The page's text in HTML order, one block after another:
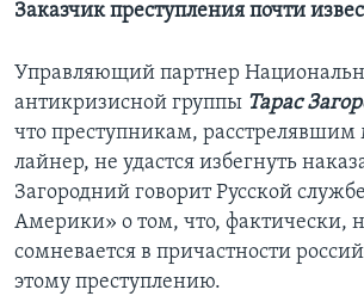
Заказчик преступления почти
Управляющий партнер
антикризисной группы Тарас
что преступникам,
лайнер, не удастся избегнуть
Загородний говорит Русской
Америки» о том, что, фактически,
сомневается в причастности
этому преступлению.